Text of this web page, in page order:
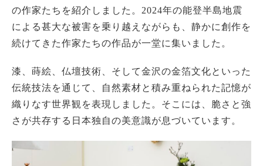
の作家たちを紹介しました。2024年の能登半島地震
による甚大な被害を乗り越えながらも、静かに創作を
続けてきた作家たちの作品が一堂に集いました。
漆、蒔絵、仏壇技術、そして金沢の金箔文化といった
伝統技法を通じて、自然素材と積み重ねられた記憶が
織りなす世界観を表現しました。そこには、脆さと強
さが共存する日本独自の美意識が息づいています。